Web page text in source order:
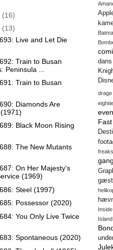
(16)
(13)
Live and Let Die
Train to Busan
Peninsula ...
Train to Busan
Diamonds Are
Black Moon Rising
The New Mutants
On Her Majesty's
(1969)
Steel (1997)
Possessor (2020)
You Only Live Twice
Spontaneous (2020)
dans
drage
freaks
Island